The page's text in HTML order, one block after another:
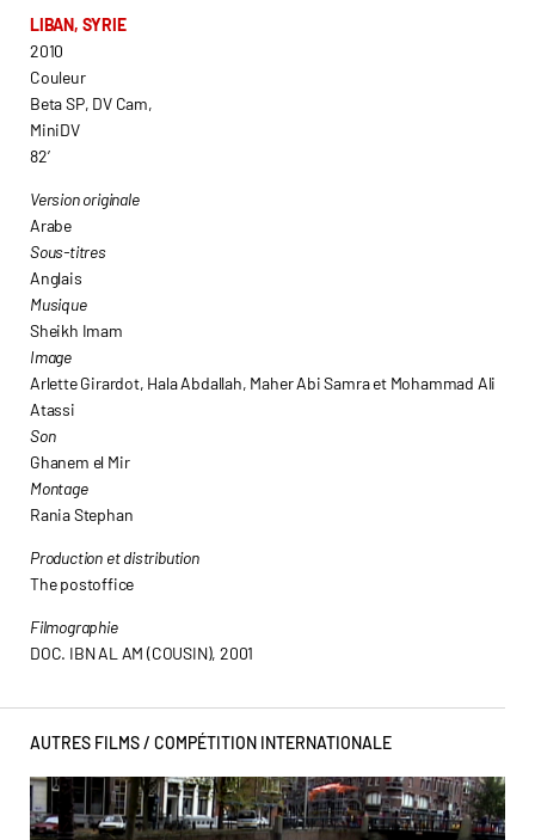
LIBAN, SYRIE
2010
Couleur
Beta SP, DV Cam,
MiniDV
82’
Version originale
Arabe
Sous-titres
Anglais
Musique
Sheikh Imam
Image
Arlette Girardot, Hala Abdallah, Maher Abi Samra et Mohammad Ali
Atassi
Son
Ghanem el Mir
Montage
Rania Stephan
Production et distribution
The postoffice
Filmographie
DOC. IBN AL AM (COUSIN), 2001
AUTRES FILMS / COMPÉTITION INTERNATIONALE